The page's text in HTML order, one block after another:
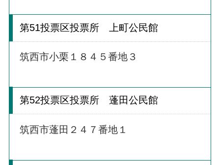
第51投票区投票所 上町公民館
筑西市小栗１８４５番地３
第52投票区投票所 蓬田公民館
筑西市蓬田２４７番地１